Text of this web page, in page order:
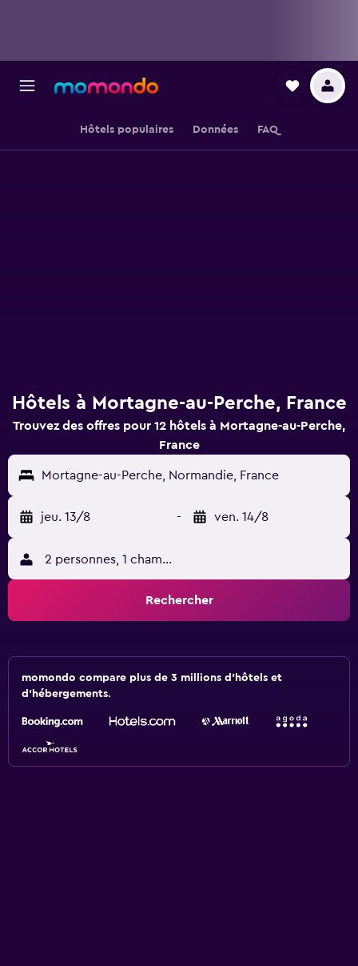
Hôtels populaires Données FAQ
Hôtels à Mortagne-au-Perche, France
Trouvez des offres pour 12 hôtels à Mortagne-au-Perche,
France
Mortagne-au-Perche, Normandie, France
jeu. 13/8 - ven. 14/8
2 personnes, 1 chambre
Rechercher
momondo compare plus de 3 millions d'hôtels et
d'hébergements.